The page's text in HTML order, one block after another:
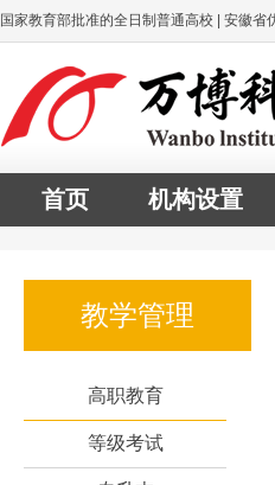
国家教育部批准的全日制普通高校 | 安徽省
首页 机构设置
教学管理
高职教育
等级考试